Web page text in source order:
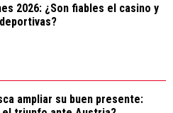
2026: ¿Son fiables el casino y
ampliar su buen presente: